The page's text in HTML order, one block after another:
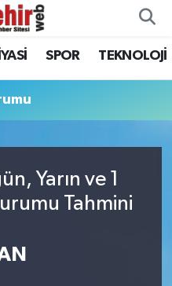
SPOR TEKNOLOJİ
Yarın ve 1
Tahmini